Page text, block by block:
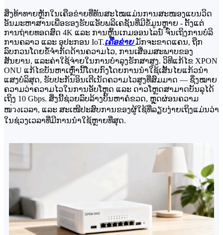
ສິ່ງທ້າທາຍຫຼັກໃນເຄືອຂ່າຍທີ່ທັນສະໄໝແມ່ນການສະໜອງແບນວິດ
ອັນມະຫາສານເພື່ອຮອງຮັບແອັບພລິເຄຊັນທີ່ມີຂໍ້ມູນຫຼາຍ - ຕັ້ງແຕ່
ການຖ່າຍທອດສົດ 4K ແລະ ການຫຼິ້ນເກມອອນໄລນ໌ ຈົນເຖິງການບໍລິ
ການຄລາວ ແລະ ອຸປະກອນ IoT.ເຄືອຂ່າຍ ມັກຈະຂາດແຄນ, ຖືກ
ລົບກວນໂດຍຂໍ້ຈຳກັດດ້ານຄວາມໄວ, ການເສື່ອມສະພາບຂອງ
ສັນຍານ, ແລະຄ່າໃຊ້ຈ່າຍໃນການບຳລຸງຮັກສາສູງ. ວິທີແກ້ໄຂ XPON
ONU ແກ້ໄຂບັນຫາເຫຼົ່ານີ້ໂດຍກົງໂດຍການນຳໃຊ້ເສັ້ນໄຍແກ້ວນຳ
ແສງບໍລິສຸດ, ຮັບປະກັນອິນເຕີເນັດຄວາມໄວສູງທີ່ສົມມາດ — ຊຶ່ງໝາຍ
ຄວາມວ່າຄວາມໄວໃນການອັບໂຫຼດ ແລະ ດາວໂຫຼດສາມາດບັນລຸໄດ້
ເຖິງ 10 Gbps. ສິ່ງນີ້ຊ່ວຍລົບລ້າງບັນຫາຄໍຂວດ, ຫຼຸດຜ່ອນຄວາມ
ໜ่วงເວລາ, ແລະ ສະເໜີປະສົບການຂອງຜູ້ໃຊ້ທີ່ລຽບງ່າຍເຖິງແມ່ນວ່າ
ໃນຊ່ວງເວລາທີ່ມີການນຳໃຊ້ຫຼາຍທີ່ສຸດ.